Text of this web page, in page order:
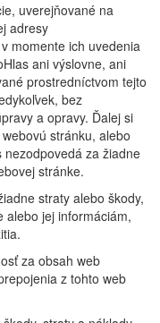
uverejňované na
adresy
momente ich uvedenia
ani výslovne, ani
prostredníctvom tejto
bez
a opravy. Ďalej si
stránku, alebo
za žiadne
stránke.
straty alebo škody,
alebo jej informáciám,
za obsah web
z tohto web